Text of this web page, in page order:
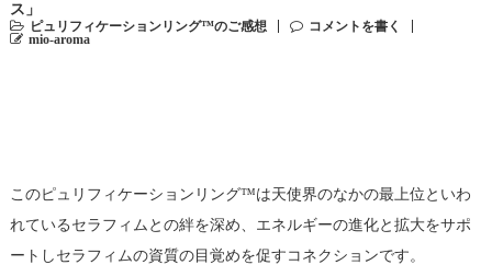
ス」
ピュリフィケーションリング™のご感想
コメントを書く
mio-aroma
このピュリフィケーションリング™は天使界のなかの最上位といわ
れているセラフィムとの絆を深め、エネルギーの進化と拡大をサポ
ートしセラフィムの資質の目覚めを促すコネクションです。